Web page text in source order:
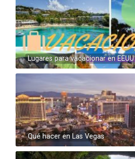
Lugares para vacacionar en EEUU
Qué hacer en Las Vegas